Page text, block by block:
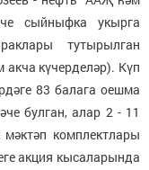
сыйныфка укырга
тутырылган
күчерделәр). Күп
83 балага оешма
булган, алар 2 - 11
комплектлары
акция кысаларында